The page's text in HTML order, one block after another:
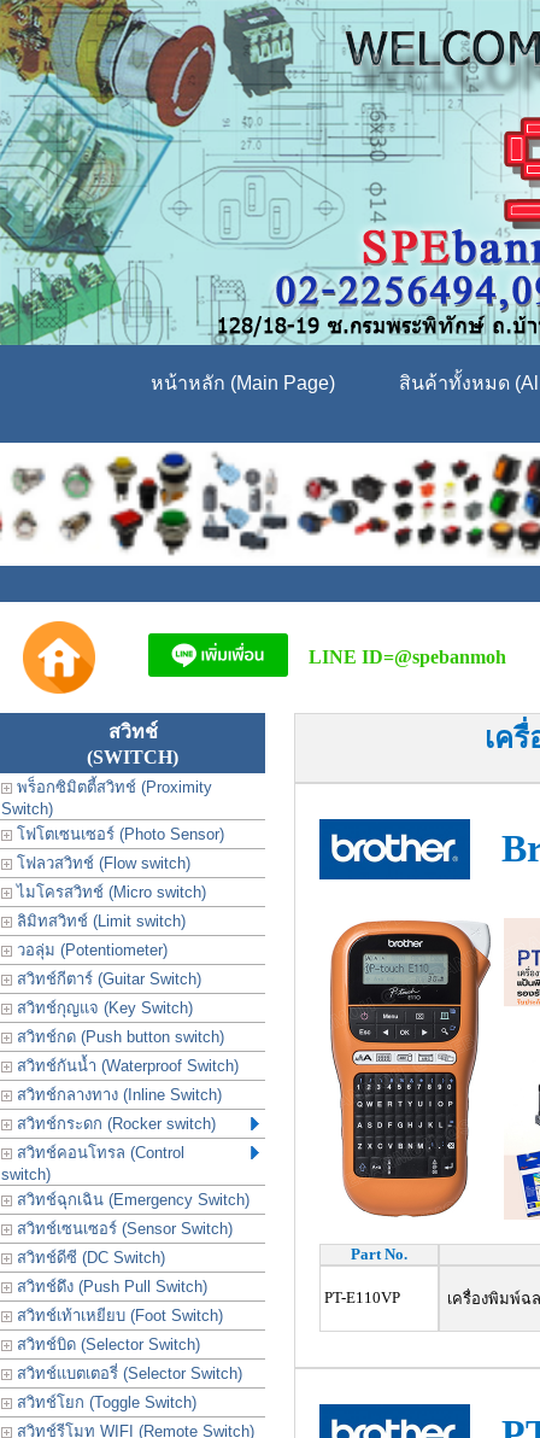
หน้าหลัก (Main Page) สินค้าทั้งหมด
LINE ID=@spebanmoh
สวิทช์
(SWITCH)
พร็อกซิมิตตี้สวิทช์ (Proximity
Switch)
โฟโตเซนเซอร์ (Photo Sensor)
โฟลวสวิทช์ (Flow switch)
ไมโครสวิทช์ (Micro switch)
ลิมิทสวิทช์ (Limit switch)
วอลุ่ม (Potentiometer)
สวิทช์กีตาร์ (Guitar Switch)
สวิทช์กุญแจ (Key Switch)
สวิทช์กด (Push button switch)
สวิทช์กันน้ำ (Waterproof Switch)
สวิทช์กลางทาง (Inline Switch)
สวิทช์กระดก (Rocker switch)
สวิทช์คอนโทรล (Control
switch)
สวิทช์ฉุกเฉิน (Emergency Switch)
สวิทช์เซนเซอร์ (Sensor Switch)
สวิทช์ดีซี (DC Switch)
สวิทช์ดึง (Push Pull Switch)
สวิทช์เท้าเหยียบ (Foot Switch)
สวิทช์บิด (Selector Switch)
สวิทช์แบตเตอรี่ (Selector Switch)
สวิทช์โยก (Toggle Switch)
สวิทช์รีโมท WIFI (Remote Switch)
เค
Part No.
PT-E110VP เครื่องพิมพ์ฉล